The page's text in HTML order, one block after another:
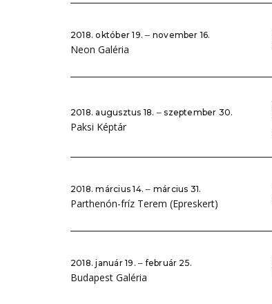
2018. október 19. ‒ november 16.
Neon Galéria
2018. augusztus 18. ‒ szeptember 30.
Paksi Képtár
2018. március 14. ‒ március 31.
Parthenón-fríz Terem (Epreskert)
2018. január 19. ‒ február 25.
Budapest Galéria